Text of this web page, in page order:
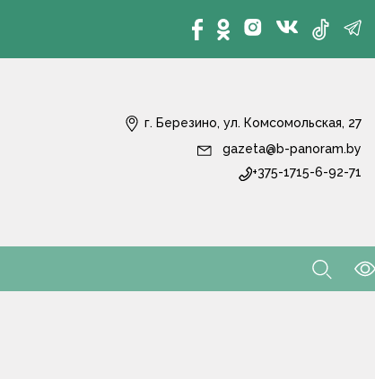
г. Березино, ул. Комсомольская, 27
gazeta@b-panoram.by
+375-1715-6-92-71